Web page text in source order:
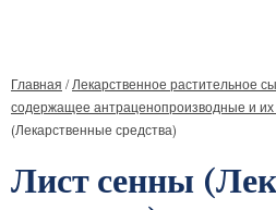
Главная /Лекарственное растительное
содержащее антраценопроизводные и их
(Лекарственные средства)
Лист сенны